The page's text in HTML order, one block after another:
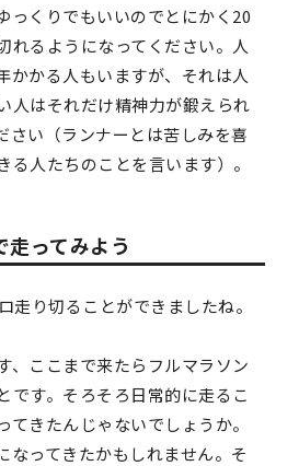
っくりでもいいのでとにかく20
れるようになってください。人
かかる人もいますが、それは人
人はそれだけ精神力が鍛えられ
さい（ランナーとは苦しみを喜
る人たちのことを言います）。
ってみよう
走り切ることができましたね。
、ここまで来たらフルマラソン
です。そろそろ日常的に走るこ
てきたんじゃないでしょうか。
なってきたかもしれません。そ